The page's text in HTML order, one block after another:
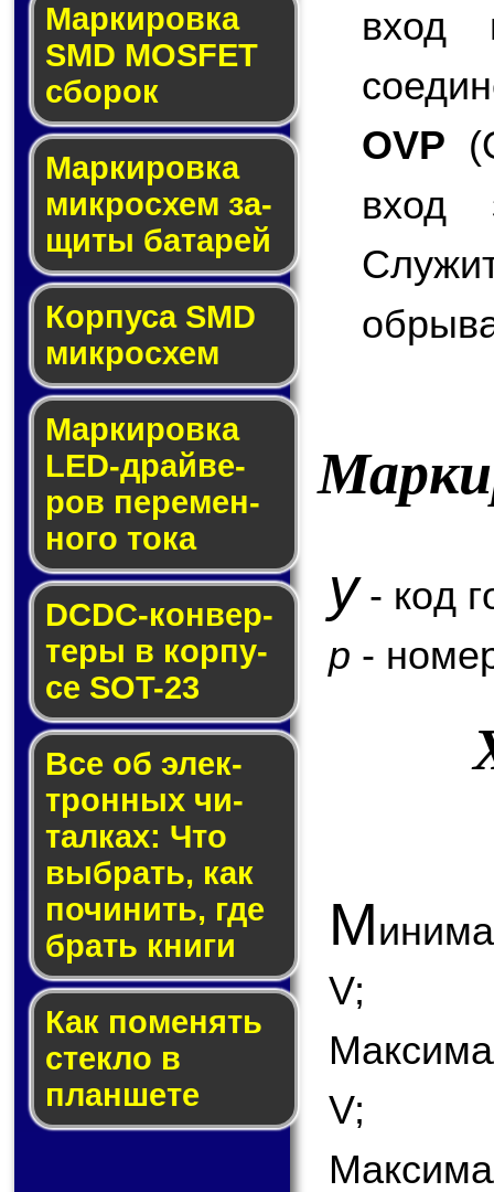
Мар­ки­ров­ка
SMD MOSFET
сбо­рок
Мар­ки­ров­ка
мик­ро­схем за­
щи­ты ба­та­рей
Корпуса SMD
мик­ро­схем
Маркировка
LED-драй­ве­
ров пе­ре­мен­
но­го то­ка
DCDC-кон­вер­
те­ры в кор­пу­
се SOT-23
Все об элек­
трон­ных чи­
тал­ках: Что
выб­рать, как
по­чи­нить, где
брать кни­ги
Как по­ме­нять
стек­ло в
планшете
вход
OVP
вход
y- код
p -
М
V;
V;